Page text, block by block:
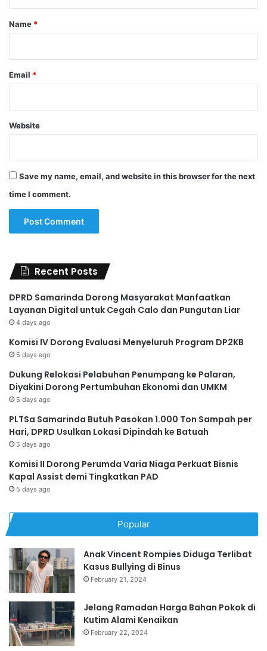
*
Name *
Email *
Website
Save my name, email, and website in this browser for the next
time I comment.
Recent Posts
DPRD Samarinda Dorong Masyarakat Manfaatkan
Layanan Digital untuk Cegah Calo dan Pungutan Liar
4 days ago
Komisi IV Dorong Evaluasi Menyeluruh Program DP2KB
5 days ago
Dukung Relokasi Pelabuhan Penumpang ke Palaran,
Diyakini Dorong Pertumbuhan Ekonomi dan UMKM
5 days ago
PLTSa Samarinda Butuh Pasokan 1.000 Ton Sampah per
Hari, DPRD Usulkan Lokasi Dipindah ke Batuah
5 days ago
Komisi II Dorong Perumda Varia Niaga Perkuat Bisnis
Kapal Assist demi Tingkatkan PAD
5 days ago
Popular
Anak Vincent Rompies Diduga Terlibat
Kasus Bullying di Binus
February 21, 2024
Jelang Ramadan Harga Bahan Pokok di
Kutim Alami Kenaikan
February 22, 2024